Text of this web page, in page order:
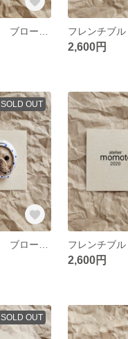
2,600円
SOLD OUT
2,600円
SOLD OUT